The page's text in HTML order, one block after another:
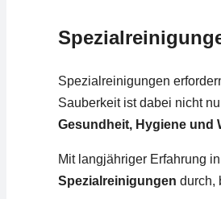
Spezialreinigungen
Sauberkeit ist dabei nicht
Gesundheit, Hygiene und
Mit langjähriger Erfahrung
Spezialreinigungen durch,